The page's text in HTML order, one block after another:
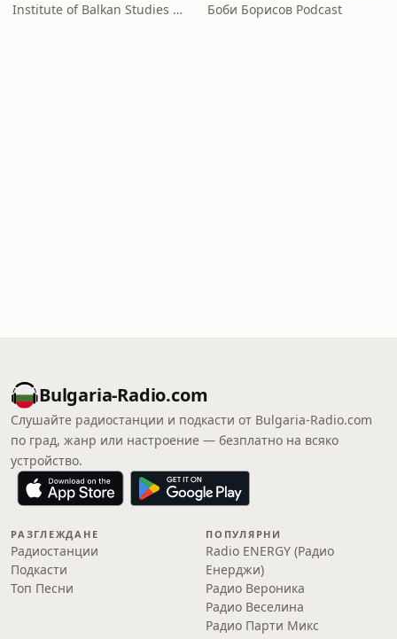
Institute of Balkan Studies & Centre of Thracology Боби Борисов Podcast
Bulgaria-Radio.com
Слушайте радиостанции и подкасти от Bulgaria-Radio.com
по град, жанр или настроение — безплатно на всяко
устройство.
РАЗГЛЕЖДАНЕ
Радиостанции
Подкасти
Топ Песни
ПОПУЛЯРНИ
Radio ENERGY (Радио
Енерджи)
Радио Вероника
Радио Веселина
Радио Парти Микс